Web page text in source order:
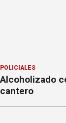
POLICIALES
Alcoholizado
cantero